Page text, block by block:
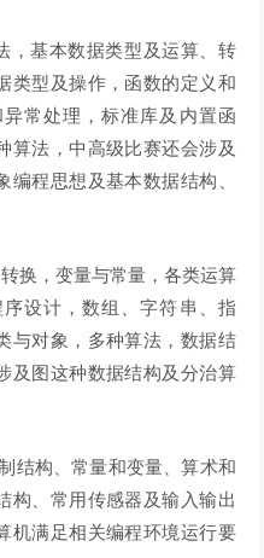
，基本数据类型及运算、转
类型及操作，函数的定义和
常处理，标准库及内置函
算法，中高级比赛还会涉及
程思想及基本数据结构、
换，变量与常量，各类运算
设计，数组、字符串、指
与对象，多种算法，数据结
及图这种数据结构及分治算
结构、常量和变量 、算术和
构、常用传感器及输入输出
机满足相关编程环境运行要